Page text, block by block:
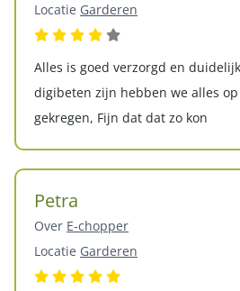
Locatie Garderen
Alles is goed verzorgd en
digibeten zijn hebben we alles
gekregen, Fijn dat dat zo kon
Petra
Over E-chopper
Locatie Garderen